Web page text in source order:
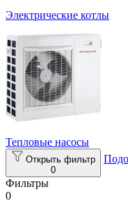
Электрические котлы
Тепловые насосы
Открыть фильтр
0
Фильтры
0